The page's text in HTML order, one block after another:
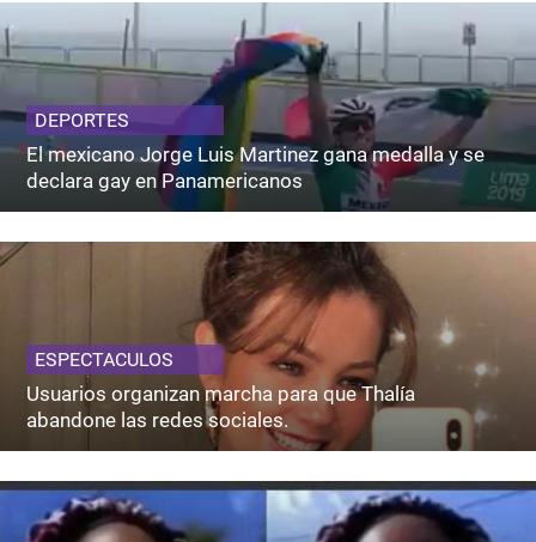
DEPORTES
El mexicano Jorge Luis Martinez gana medalla y se
declara gay en Panamericanos
ESPECTACULOS
Usuarios organizan marcha para que Thalía
abandone las redes sociales.